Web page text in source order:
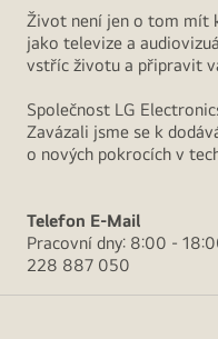
Život není jen o tom mít
jako televize a
vstříc životu a připravit
Společnost LG
Zavázali jsme se k
o nových pokrocích v
Telefon E-Mail
Pracovní dny: 8:00 -
228 887 050